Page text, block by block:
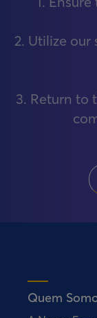
2. Utilize
3. Return to
Quem